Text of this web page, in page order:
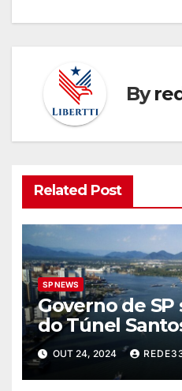
By
Related Post
SP NEWS
Governo de SP
do Túnel
R$ 6 bilhões
OUT 24, 2024